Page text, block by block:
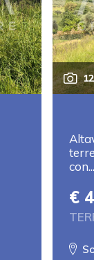
12
con...
€